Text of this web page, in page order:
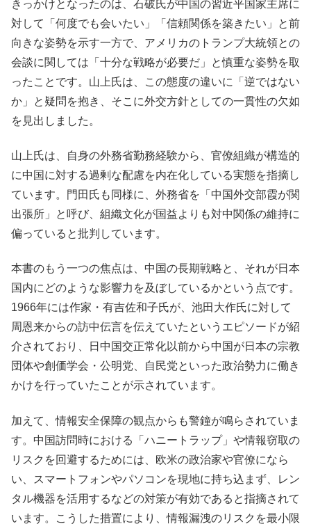
きっかけとなったのは、石破氏が中国の習近平国家主席に
対して「何度でも会いたい」「信頼関係を築きたい」と前
向きな姿勢を示す一方で、アメリカのトランプ大統領との
会談に関しては「十分な戦略が必要だ」と慎重な姿勢を取
ったことです。山上氏は、この態度の違いに「逆ではない
か」と疑問を抱き、そこに外交方針としての一貫性の欠如
を見出しました。
山上氏は、自身の外務省勤務経験から、官僚組織が構造的
に中国に対する過剰な配慮を内在化している実態を指摘し
ています。門田氏も同様に、外務省を「中国外交部霞が関
出張所」と呼び、組織文化が国益よりも対中関係の維持に
偏っていると批判しています。
本書のもう一つの焦点は、中国の長期戦略と、それが日本
国内にどのような影響力を及ぼしているかという点です。
1966年には作家・有吉佐和子氏が、池田大作氏に対して
周恩来からの訪中伝言を伝えていたというエピソードが紹
介されており、日中国交正常化以前から中国が日本の宗教
団体や創価学会・公明党、自民党といった政治勢力に働き
かけを行っていたことが示されています。
加えて、情報安全保障の観点からも警鐘が鳴らされていま
す。中国訪問時における「ハニートラップ」や情報窃取の
リスクを回避するためには、欧米の政治家や官僚になら
い、スマートフォンやパソコンを現地に持ち込まず、レン
タル機器を活用するなどの対策が有効であると指摘されて
います。こうした措置により、情報漏洩のリスクを最小限